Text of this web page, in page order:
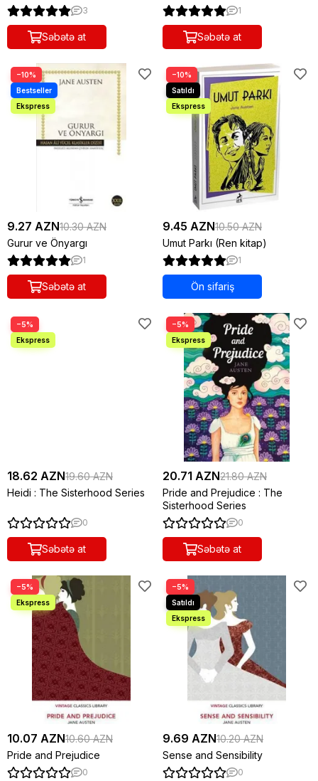
3
Səbətə at
1
Səbətə at
−10%
9.27 AZN10.30 AZN
Gurur ve Önyargı
1
Səbətə at
−10%
9.45 AZN10.50 AZN
Umut Parkı (Ren kitap)
1
Ön sifariş
−5%
18.62 AZN19.60 AZN
Heidi : The Sisterhood Series
0
Səbətə at
−5%
20.71 AZN21.80 AZN
Pride and Prejudice : The
Sisterhood Series
0
Səbətə at
−5%
10.07 AZN10.60 AZN
Pride and Prejudice
0
−5%
9.69 AZN10.20 AZN
Sense and Sensibility
0